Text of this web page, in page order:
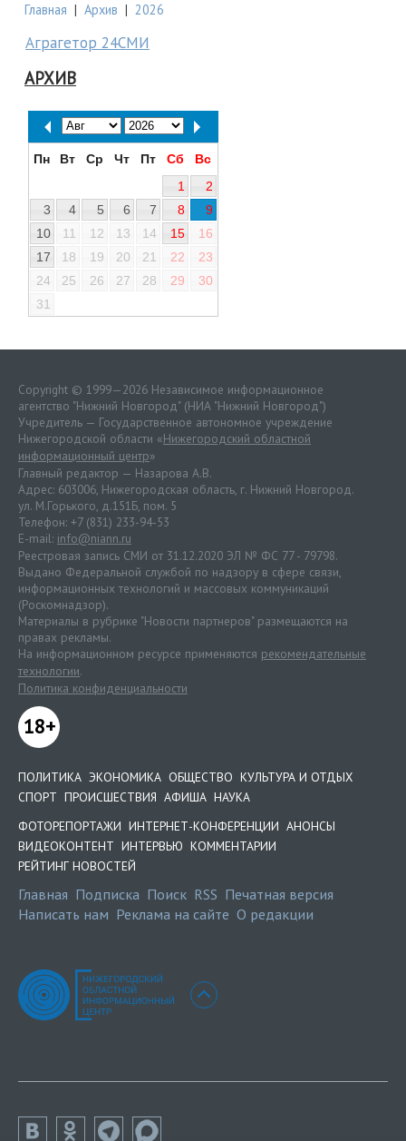
Главная | Архив | 2026
Аграгетор 24СМИ
АРХИВ
Пн Вт Ср Чт Пт Сб
Вс
1
2
3
4 5 6 7 8
9
10
11 12 13 14 15
16
17
18 19 20 21 22
23
24
25 26 27 28 29
30
31
Copyright © 1999—2026 Независимое информационное
агентство "Нижний Новгород" (НИА "Нижний Новгород")
Учредитель — Государственное автономное учреждение
Нижегородской области «Нижегородский областной
информационный центр»
Главный редактор — Назарова А.В.
Адрес: 603006, Нижегородская область, г. Нижний Новгород.
ул. М.Горького, д.151Б, пом. 5
Телефон: +7 (831) 233-94-53
E-mail: info@niann.ru
Реестровая запись СМИ от 31.12.2020 ЭЛ № ФС 77 - 79798.
Выдано Федеральной службой по надзору в сфере связи,
информационных технологий и массовых коммуникаций
(Роскомнадзор).
Материалы в рубрике "Новости партнеров" размещаются на
правах рекламы.
На информационном ресурсе применяются рекомендательные
технологии.
Политика конфиденциальности
18+
ПОЛИТИКА ЭКОНОМИКА ОБЩЕСТВО КУЛЬТУРА И ОТДЫХ
СПОРТ ПРОИСШЕСТВИЯ АФИША НАУКА
ФОТОРЕПОРТАЖИ ИНТЕРНЕТ-КОНФЕРЕНЦИИ АНОНСЫ
ВИДЕОКОНТЕНТ ИНТЕРВЬЮ КОММЕНТАРИИ
РЕЙТИНГ НОВОСТЕЙ
Главная Подписка Поиск RSS Печатная версия
Написать нам Реклама на сайте О редакции